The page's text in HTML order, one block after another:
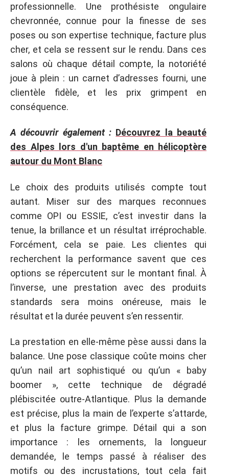
professionnelle. Une prothésiste ongulaire
chevronnée, connue pour la finesse de ses
poses ou son expertise technique, facture plus
cher, et cela se ressent sur le rendu. Dans ces
salons où chaque détail compte, la notoriété
joue à plein : un carnet d’adresses fourni, une
clientèle fidèle, et les prix grimpent en
conséquence.
A découvrir également : Découvrez la beauté
des Alpes lors d'un baptême en hélicoptère
autour du Mont Blanc
Le choix des produits utilisés compte tout
autant. Miser sur des marques reconnues
comme OPI ou ESSIE, c’est investir dans la
tenue, la brillance et un résultat irréprochable.
Forcément, cela se paie. Les clientes qui
recherchent la performance savent que ces
options se répercutent sur le montant final. À
l’inverse, une prestation avec des produits
standards sera moins onéreuse, mais le
résultat et la durée peuvent s’en ressentir.
La prestation en elle-même pèse aussi dans la
balance. Une pose classique coûte moins cher
qu’un nail art sophistiqué ou qu’un « baby
boomer », cette technique de dégradé
plébiscitée outre-Atlantique. Plus la demande
est précise, plus la main de l’experte s’attarde,
et plus la facture grimpe. Détail qui a son
importance : les ornements, la longueur
demandée, le temps passé à réaliser des
motifs ou des incrustations, tout cela fait